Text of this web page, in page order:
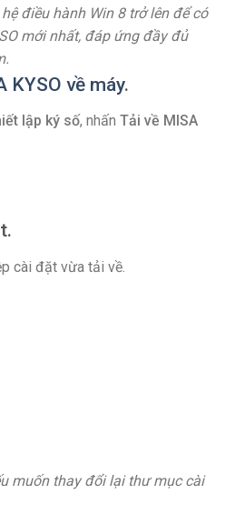
điều hành Win 8 trở lên để có
mới nhất, đáp ứng đầy đủ
KYSO về máy.
lập ký số, nhấn Tải về MISA
cài đặt vừa tải về.
muốn thay đổi lại thư mục cài